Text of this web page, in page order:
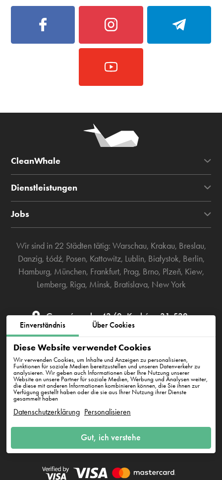
Einverständnis Über Cookies
Diese Website verwendet Cookies
Wir verwenden Cookies, um Inhalte und Anzeigen zu personalisieren,
Funktionen für soziale Medien bereitzustellen und unseren Datenverkehr zu
analysieren. Wir geben auch Informationen über Ihre Nutzung unserer
Website an unsere Partner für soziale Medien, Werbung und Analysen weiter,
die diese mit anderen Informationen kombinieren können, die Sie ihnen zur
Verfügung gestellt haben oder die sie aus Ihrer Nutzung ihrer Dienste
gesammelt haben
Datenschutzerklärung Personalisieren
Gut, ich verstehe
CleanWhale
Dienstleistungen
Jobs
Wir sind in 22 Städten tätig: Warschau, Krakau, Breslau,
Danzig, Łódź, Posen, Kattowitz, Lublin, Białystok, Berlin,
Hamburg, München, Frankfurt, Prag, Brno, Plzeň, Kiew,
Lemberg, Riga, Minsk, Bratislava, New York
Grzegórzecka 43/2, Kraków, 31-532
katowice@cleanwhale.pl
AGB zur Nutzung der Plattform Datenschutzerklärung
REGON: 38745511400000
Grzegórzecka 43/2, Kraków, 31-532